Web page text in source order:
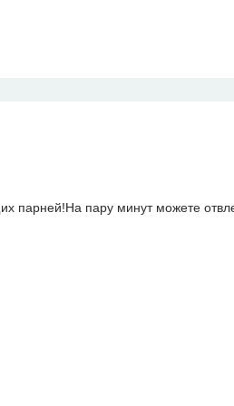
парней!На пару минут можете